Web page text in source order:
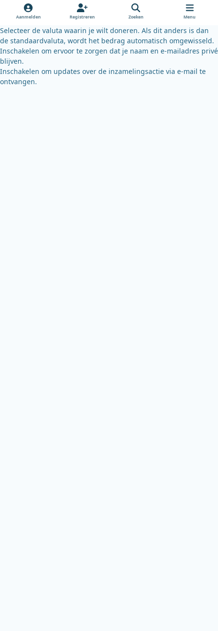
k
k
y
Aanmelden Registreren Zoeken Menu
Selecteer de valuta waarin je wilt doneren. Als dit anders is dan
de standaardvaluta, wordt het bedrag automatisch omgewisseld.
Inschakelen om ervoor te zorgen dat je naam en e-mailadres privé
blijven.
Inschakelen om updates over de inzamelingsactie via e-mail te
ontvangen.